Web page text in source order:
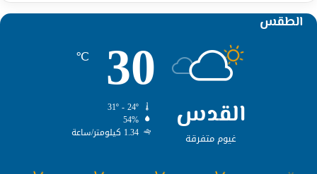
الطقس
القدس
غيوم متفرقة
30
℃
54%
1.34 كيلومتر/ساعة